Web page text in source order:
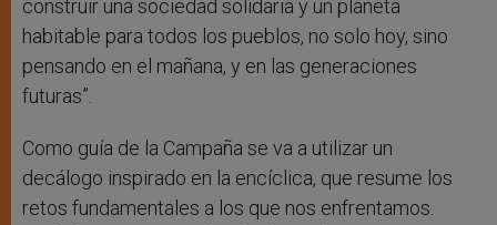
construir una sociedad solidaria y un planeta
habitable para todos los pueblos, no solo hoy, sino
pensando en el mañana, y en las generaciones
futuras”.
Como guía de la Campaña se va a utilizar un
decálogo inspirado en la encíclica, que resume los
retos fundamentales a los que nos enfrentamos.